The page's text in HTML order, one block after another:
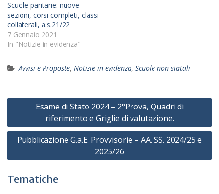
Scuole paritarie: nuove
sezioni, corsi completi, classi
collaterali, a.s.21/22
7 Gennaio 2021
In "Notizie in evidenza"
Avvisi e Proposte, Notizie in evidenza, Scuole non statali
Navigazione
Esame di Stato 2024 – 2°Prova, Quadri di
riferimento e Griglie di valutazione.
Pubblicazione G.a.E. Provvisorie – AA. SS. 2024/25 e
2025/26
Tematiche